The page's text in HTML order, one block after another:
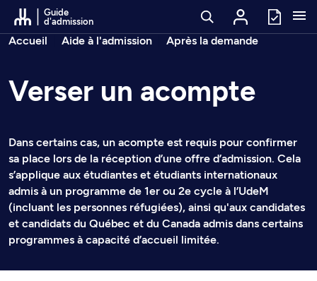
Passer au contenu
Guide
d'admission
Fil d’arianne
Accueil Aide à l'admission Après la demande
Verser un acompte
Dans certains cas, un acompte est requis pour confirmer
sa place lors de la réception d’une offre d’admission. Cela
s’applique aux étudiantes et étudiants internationaux
admis à un programme de 1er ou 2e cycle à l’UdeM
(incluant les personnes réfugiées), ainsi qu'aux candidates
et candidats du Québec et du Canada admis dans certains
programmes à capacité d’accueil limitée.